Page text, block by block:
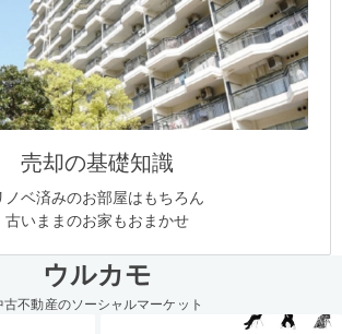
売却の基礎知識
ノベ済みのお部屋はもちろん
古いままのお家もおまかせ
ウルカモ
古不動産のソーシャルマーケット